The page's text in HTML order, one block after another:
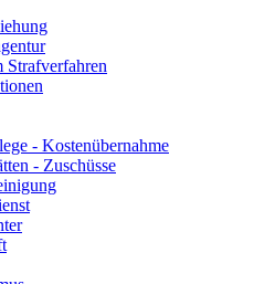
Strafverfahren
- Kostenübernahme
- Zuschüsse